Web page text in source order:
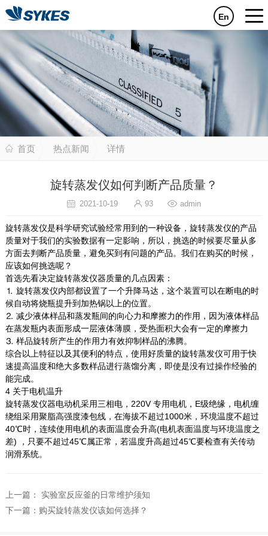
En
首页 热点新闻 详情
旋转蒸发仪如何判断产品质量？
2021-10-19 93 admin
旋转蒸发仪是科学研究试验经常用到的一种设备，旋转蒸发仪的产品
质量对于我们的实验数据有一定影响，所以，挑选的时候要尽量从多
方面去判断产品质量，避免买到有问题的产品。我们在购买的时候，
应该如何挑选呢？
首选先看决定旋转蒸发仪器质量的几点因素：
⒈ 旋转蒸发仪内部都设置了一个升降马达，这个装置可以在断电的时
候自动将烧瓶提升到加热锅以上的位置。
⒉ 减少液体样品和蒸发瓶间的向心力和摩擦力的作用，因为液体样品
在蒸发瓶内表面形成一层液体薄膜，受热面积大会有一定的摩擦力
⒊ 样品旋转所产生的作用力有效抑制样品的沸腾。
综合以上特征以及其便利的特点，使用好质量的旋转蒸发仪可用于快
速提高温度和绝大多数样品进行蒸馏分离，即使是没有过操作经验的
能完成。
4 关于电机温升
旋转蒸发仪器电动机采用三相电，220V 专用电机，E级绝缘，电机缠
绕组采用聚脂高强度漆包线，在海拔不超过1000米，环境温度不超过
40℃时，连续使用电机的表面温度会升高(电机表面温度与环境温度之
差) ，只要不超过45℃属正常，若温度升高超过45℃要检查有关传动
润滑系统。
上一篇：
实验室反应釜的日常维护须知
下一篇： 购买旋转蒸发仪该如何选择？